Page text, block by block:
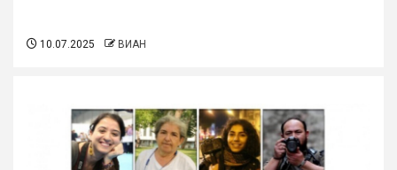
10.07.2025 ВИАН